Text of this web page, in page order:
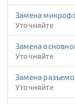
Замена
Уточняйте
Замена
Уточняйте
Замена
Уточняйте